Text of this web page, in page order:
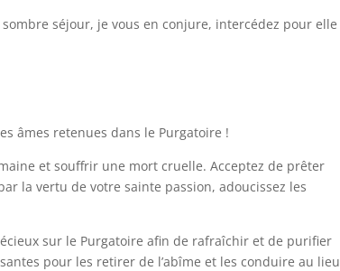
séjour, je vous en conjure, intercédez pour elle
âmes retenues dans le Purgatoire !
et souffrir une mort cruelle. Acceptez de prêter
la vertu de votre sainte passion, adoucissez les
sur le Purgatoire afin de rafraîchir et de purifier
pour les retirer de l’abîme et les conduire au lieu